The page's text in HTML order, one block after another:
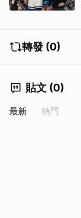
轉發 (0)
貼文 (0)
最新 熱門